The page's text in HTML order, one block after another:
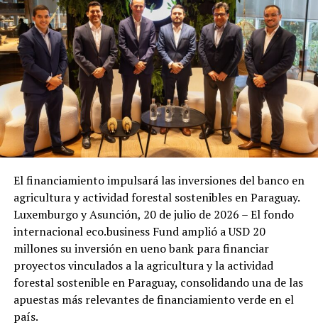
El financiamiento impulsará las inversiones del banco en
agricultura y actividad forestal sostenibles en Paraguay.
Luxemburgo y Asunción, 20 de julio de 2026 – El fondo
internacional eco.business Fund amplió a USD 20
millones su inversión en ueno bank para financiar
proyectos vinculados a la agricultura y la actividad
forestal sostenible en Paraguay, consolidando una de las
apuestas más relevantes de financiamiento verde en el
país.